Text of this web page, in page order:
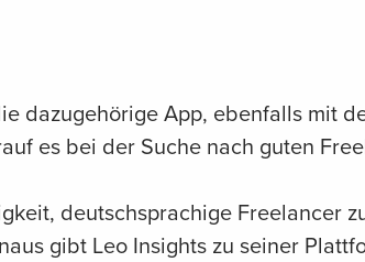
dazugehörige App, ebenfalls mit
es bei der Suche nach guten
deutschsprachige Freelancer
gibt Leo Insights zu seiner